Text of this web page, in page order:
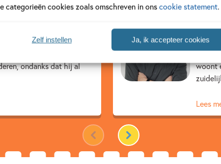
categorieën cookies zoals omschreven in onscookie statement.
Ja, ik accepteer cookies
Zelf instellen
Myjer wordt op 22 april
zijn eindexamen gaat hij
ondanks dat hij al
Rick
heet
woont
Lees